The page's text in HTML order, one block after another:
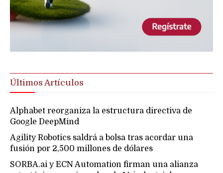
Últimos Artículos
Alphabet reorganiza la estructura directiva de
Google DeepMind
Agility Robotics saldrá a bolsa tras acordar una
fusión por 2,500 millones de dólares
SORBA.ai y ECN Automation firman una alianza